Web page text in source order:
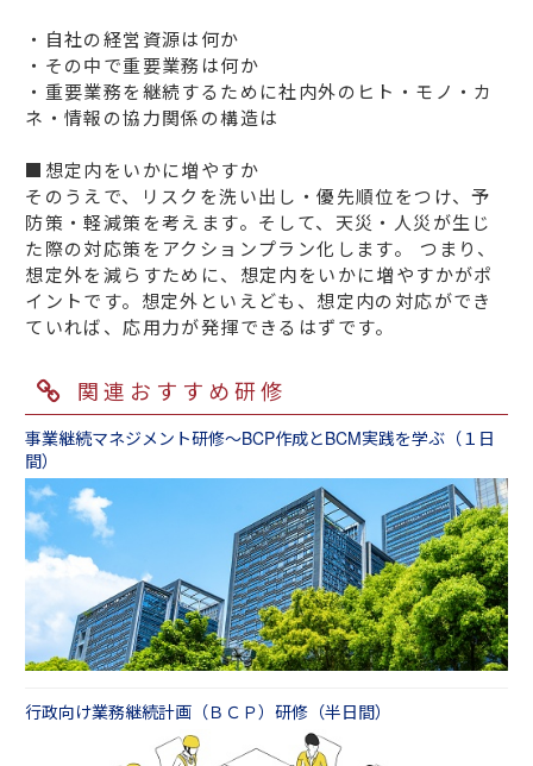
・自社の経営資源は何か
・その中で重要業務は何か
・重要業務を継続するために社内外のヒト・モノ・カ
ネ・情報の協力関係の構造は
■想定内をいかに増やすか
そのうえで、リスクを洗い出し・優先順位をつけ、予
防策・軽減策を考えます。そして、天災・人災が生じ
た際の対応策をアクションプラン化します。 つまり、
想定外を減らすために、想定内をいかに増やすかがポ
イントです。想定外といえども、想定内の対応ができ
ていれば、応用力が発揮できるはずです。
関連おすすめ研修
事業継続マネジメント研修～BCP作成とBCM実践を学ぶ（１日
間）
行政向け業務継続計画（ＢＣＰ）研修（半日間）